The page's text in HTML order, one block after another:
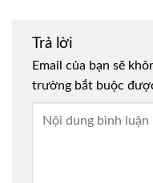
Trả lời
Email của bạn sẽ
trường bắt buộc